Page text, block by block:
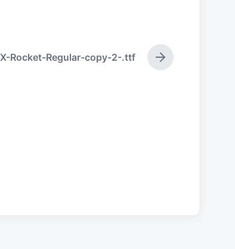
下
篇
Rocket-Regular-copy-2-.ttf